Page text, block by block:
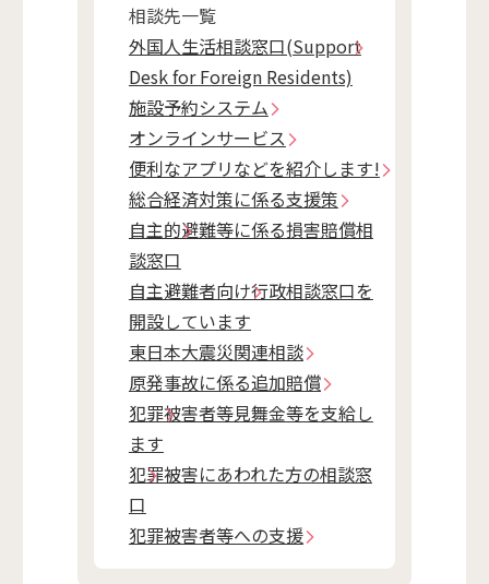
相談先一覧
外国人生活相談窓口(Support
Desk for Foreign Residents)
施設予約システム
オンラインサービス
便利なアプリなどを紹介します!
総合経済対策に係る支援策
自主的避難等に係る損害賠償相
談窓口
自主避難者向け行政相談窓口を
開設しています
東日本大震災関連相談
原発事故に係る追加賠償
犯罪被害者等見舞金等を支給し
ます
犯罪被害にあわれた方の相談窓
口
犯罪被害者等への支援